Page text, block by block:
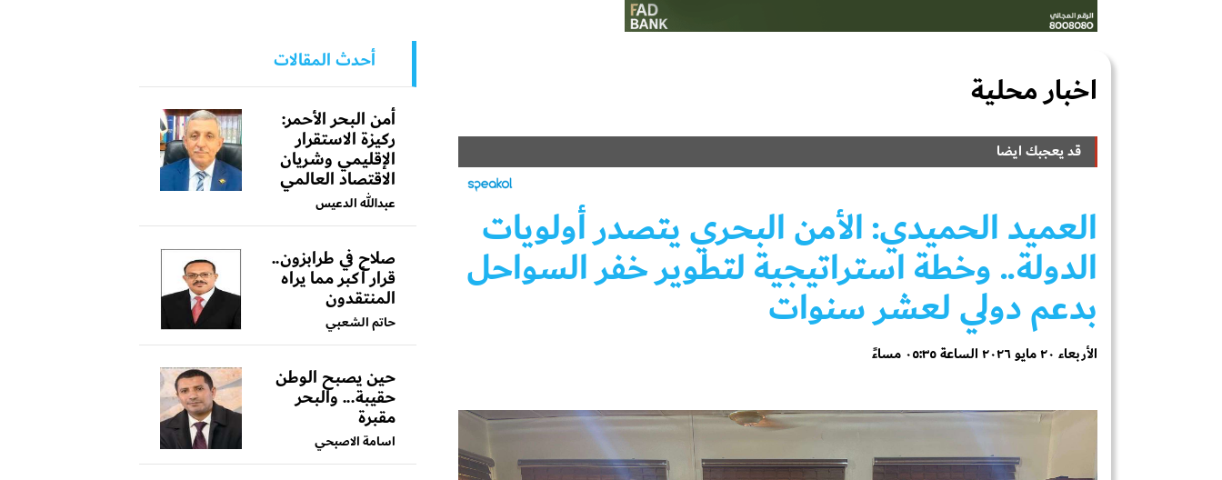
اخبار محلية
قد يعجبك ايضا
العميد الحميدي: الأمن البحري يتصدر أولويات
الدولة.. وخطة استراتيجية لتطوير خفر السواحل
بدعم دولي لعشر سنوات
الأربعاء ٢٠ مايو ٢٠٢٦ الساعة ٠٥:٣٥ مساءً
أحدث المقالات
أمن البحر الأحمر:
ركيزة الاستقرار
الإقليمي وشريان
الاقتصاد العالمي
عبدالله الدعيس
صلاح في طرابزون..
قرار أكبر مما يراه
المنتقدون
حاتم الشعبي
حين يصبح الوطن
حقيبة... والبحر
مقبرة
اسامة الاصبحي